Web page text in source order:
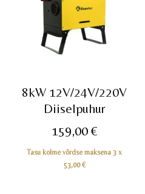
8kW 12V/24V/220V
Diiselpuhur
159,00 €
Tasu kolme võrdse maksena 3 x
53,00€